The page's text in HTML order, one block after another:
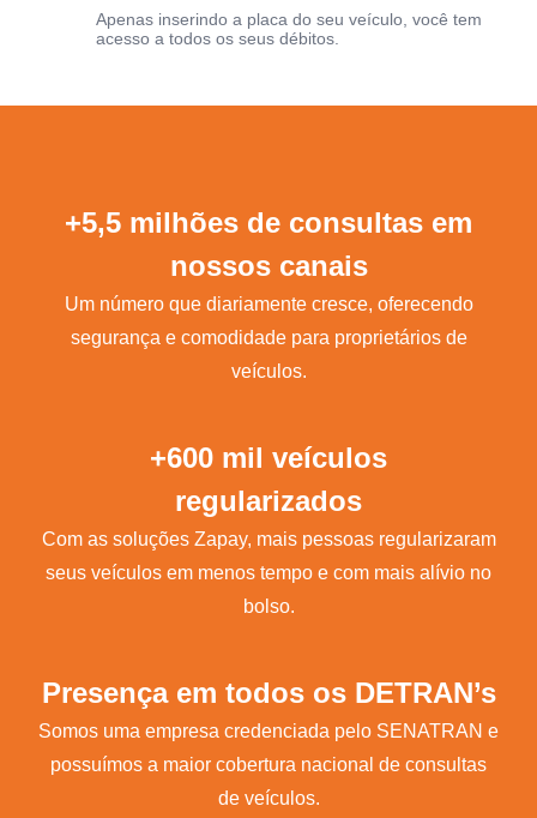
Apenas inserindo a placa do seu veículo, você tem
acesso a todos os seus débitos.
+5,5 milhões de consultas em
nossos canais
Um número que diariamente cresce, oferecendo
segurança e comodidade para proprietários de
veículos.
+600 mil veículos
regularizados
Com as soluções Zapay, mais pessoas regularizaram
seus veículos em menos tempo e com mais alívio no
bolso.
Presença em todos os DETRAN’s
Somos uma empresa credenciada pelo SENATRAN e
possuímos a maior cobertura nacional de consultas
de veículos.